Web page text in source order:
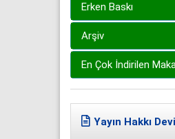
Erken Baskı
Arşiv
En Çok İndirilen
Yayın Hakkı